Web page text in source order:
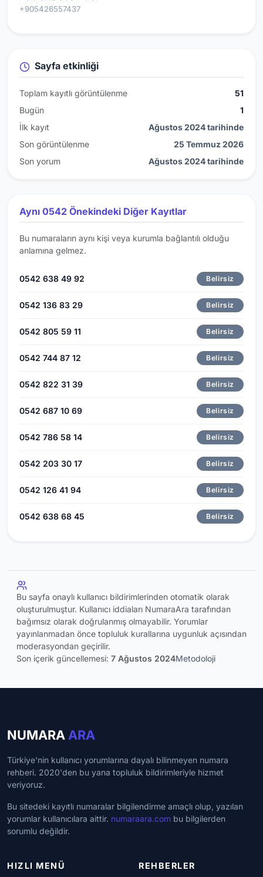
+905426557437
Sayfa etkinliği
Toplam kayıtlı görüntülenme
51
Bugün
1
İlk kayıt
Ağustos 2024 tarihinde
Son görüntülenme
25 Temmuz 2026
Son yorum
Ağustos 2024 tarihinde
Aynı 0542 Önekindeki Diğer Kayıtlar
Bu numaraların aynı kişi veya kurumla bağlantılı olduğu
anlamına gelmez.
0542 638 49 92 Belirsiz
0542 136 83 29 Belirsiz
0542 805 59 11 Belirsiz
0542 744 87 12 Belirsiz
0542 822 31 39 Belirsiz
0542 687 10 69 Belirsiz
0542 786 58 14 Belirsiz
0542 203 30 17 Belirsiz
0542 126 41 94 Belirsiz
0542 638 68 45 Belirsiz
Bu sayfa onaylı kullanıcı bildirimlerinden otomatik olarak
oluşturulmuştur. Kullanıcı iddiaları NumaraAra tarafından
bağımsız olarak doğrulanmış olmayabilir. Yorumlar
yayınlanmadan önce topluluk kurallarına uygunluk açısından
moderasyondan geçirilir.
Son içerik güncellemesi: 7 Ağustos 2024Metodoloji
NUMARA ARA
Türkiye'nin kullanıcı yorumlarına dayalı bilinmeyen numara
rehberi. 2020'den bu yana topluluk bildirimleriyle hizmet
veriyoruz.
Bu sitedeki kayıtlı numaralar bilgilendirme amaçlı olup, yazılan
yorumlar kullanıcılara aittir. numaraara.com bu bilgilerden
sorumlu değildir.
HIZLI MENÜ REHBERLER